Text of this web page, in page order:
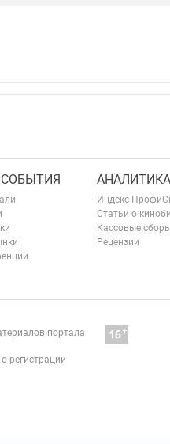
АНАЛИТИКА
Индекс
Статьи о
Кассовые
Рецензии
портала
регистрации